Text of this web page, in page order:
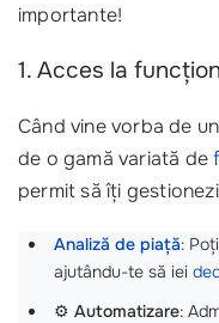
importante!
1. Acces la
Când vine vorba de
de o gamă variată de
permit să îți
Analiză de piață:
ajutându-te să iei
⚙️ Automatizare: